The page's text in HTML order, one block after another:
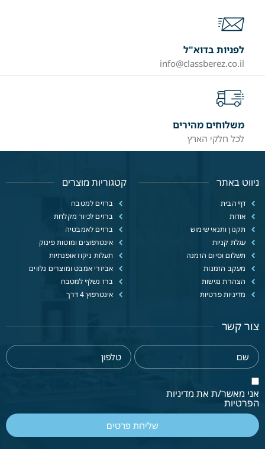
לפניות בדוא"ל
info@classberez.co.il
משלוחים מהירים
לכל חלקי הארץ
ניווט באתר
דף הבית
אודות
תקנון ותנאי שימוש
עגלת קניות
תשלום וסיום הזמנה
מעקב הזמנות
הצהרת נגישות
מדיניות פרטיות
קטגוריות מוצרים
ברזים למטבח
ברזים לכיור מקלחת
ברזים לאמבטיה
אינטרפוצים ומוטות פינוק
תעלות ניקוז אופנתיות
אביזרי אמבט ומוצרים נלווים
ברז נשלף למטבח
אינטרפוץ 4 דרך
צור קשר
אני מאשר/ת את מדיניות
הפרטיות
שליחת פרטים